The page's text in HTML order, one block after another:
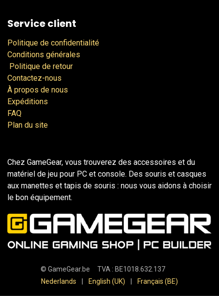
Service client
Politique de confidentialité
Conditions générales
Politique de retour
Contactez-nous
À propos de nous
Expéditions
FAQ
Plan du site
Chez GameGear, vous trouverez des accessoires et du
matériel de jeu pour PC et console. Des souris et casques
aux manettes et tapis de souris : nous vous aidons à choisir
le bon équipement.
© GameGear.be TVA : BE1018.632.137
Nederlands
English (UK) Français (BE)